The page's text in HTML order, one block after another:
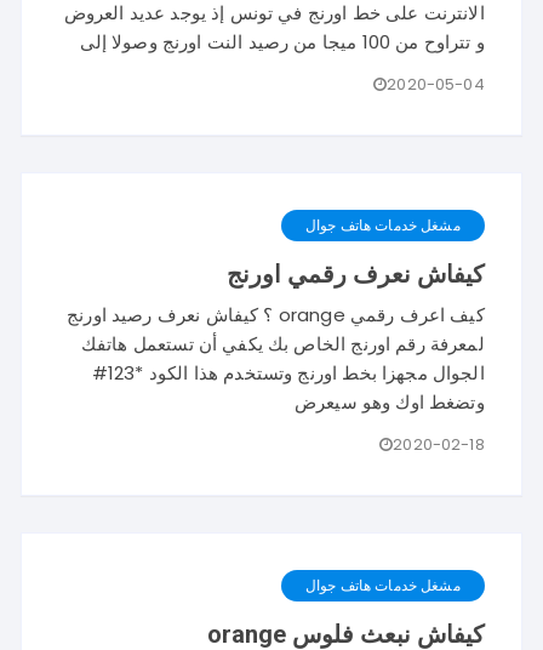
الانترنت على خط اورنج في تونس إذ يوجد عديد العروض
و تتراوح من 100 ميجا من رصيد النت اورنج وصولا إلى
2020-05-04
مشغل خدمات هاتف جوال
كيفاش نعرف رقمي اورنج
كيف اعرف رقمي orange ؟ كيفاش نعرف رصيد اورنج
لمعرفة رقم اورنج الخاص بك يكفي أن تستعمل هاتفك
الجوال مجهزا بخط اورنج وتستخدم هذا الكود *123#
وتضغط اوك وهو سيعرض
2020-02-18
مشغل خدمات هاتف جوال
كيفاش نبعث فلوس orange